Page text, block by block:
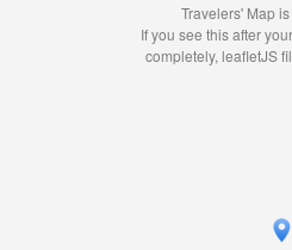
Travelers' Map
If you see this after
completely, leafletJS